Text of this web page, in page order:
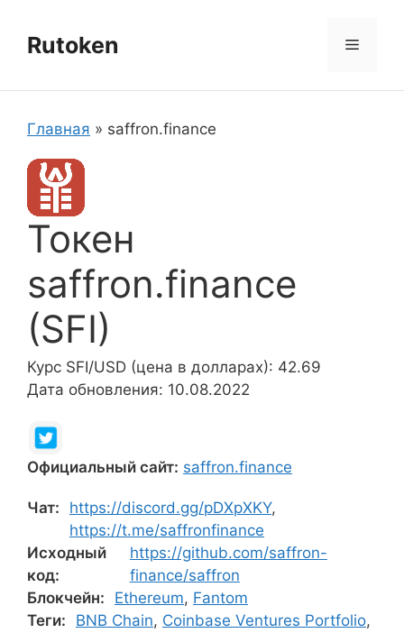
содержимому
Rutoken Меню
Главная » saffron.finance
Токен
saffron.finance
(SFI)
Курс SFI/USD (цена в долларах): 42.69
Дата обновления: 10.08.2022
Официальный сайт: saffron.finance
Чат: https://discord.gg/pDXpXKY,
https://t.me/saffronfinance
Исходный
код:
https://github.com/saffron-
finance/saffron
Блокчейн:
Ethereum, Fantom
Теги:
BNB Chain, Coinbase Ventures Portfolio,